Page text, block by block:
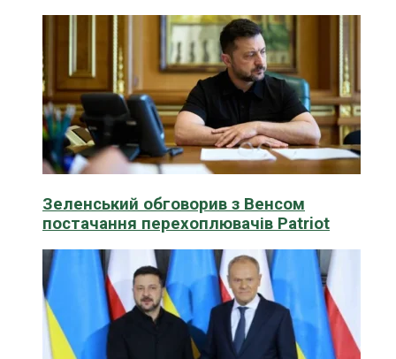
Зеленський обговорив з Венсом
постачання перехоплювачів Patriot